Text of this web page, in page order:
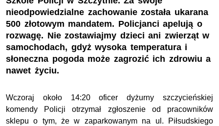
nieodpowiedzialne zachowanie została ukarana
500 złotowym mandatem. Policjanci apelują o
rozwagę. Nie zostawiajmy dzieci ani zwierząt w
samochodach, gdyż wysoka temperatura i
słoneczna pogoda może zagrozić ich zdrowiu a
nawet życiu.
Wczoraj około 14:20 oficer dyżurny szczycieńskiej
komendy Policji otrzymał zgłoszenie od pracowników
sklepu o tym, że w zaparkowanym na ul. Piłsudskiego